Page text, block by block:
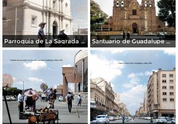
Parroquia de La Sagrada familia Guadalajara, Jalisco 1961. Santuario de Guadalupe Guadalajara, Jalisco 1961.